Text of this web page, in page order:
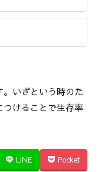
いざという時のた
けることで生存率
LINE Pocket